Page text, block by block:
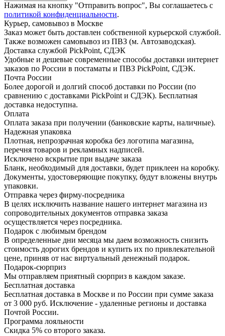
Нажимая на кнопку "Отправить вопрос", Вы соглашаетесь с
политикой конфиденциальности.
Курьер, самовывоз в Москве
Заказ может быть доставлен собственной курьерской службой.
Также возможен самовывоз из ПВЗ (м. Автозаводская).
Доставка службой PickPoint, СДЭК
Удобные и дешевые современные способы доставки интернет
заказов по России в постаматы и ПВЗ PickPoint, СДЭК.
Почта России
Более дорогой и долгий способ доставки по России (по
сравнению с доставками PickPoint и СДЭК). Бесплатная
доставка недоступна.
Оплата
Оплата заказа при получении (банковские карты, наличные).
Надежная упаковка
Плотная, непрозрачная коробка без логотипа магазина,
перечня товаров и рекламных надписей.
Исключено вскрытие при выдаче заказа
Бланк, необходимый для доставки, будет приклеен на коробку.
Документы, удостоверяющие покупку, будут вложены внутрь
упаковки.
Отправка через фирму-посредника
В целях исключить название нашего интернет магазина из
сопроводительных документов отправка заказа
осуществляется через посредника.
Подарок с любимым брендом
В определенные дни месяца мы даем возможность снизить
стоимость дорогих брендов и купить их по привлекательной
цене, приняв от нас виртуальный денежный подарок.
Подарoк-сюрприз
Мы отправляем приятный сюрприз в каждом заказе.
Бесплатная доставка
Бесплатная доставка в Москве и по России при сумме заказа
от 3 000 руб. Исключение - удаленные регионы и доставка
Почтой России.
Программа лояльности
Скидка 5% со второго заказа.